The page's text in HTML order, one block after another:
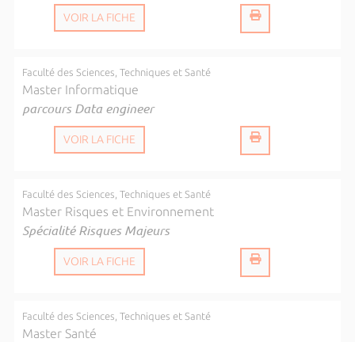
VOIR LA FICHE
Faculté des Sciences, Techniques et Santé
Master Informatique
parcours Data engineer
VOIR LA FICHE
Faculté des Sciences, Techniques et Santé
Master Risques et Environnement
Spécialité Risques Majeurs
VOIR LA FICHE
Faculté des Sciences, Techniques et Santé
Master Santé